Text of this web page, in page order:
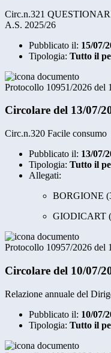
Circ.n.321
A.S. 2025/26
Pubblicato il: 15/07/
Tipologia: Tutto il
Protocollo 10951/2026 del
Circolare del 13/07/
Circ.n.320 Facile consumo
Pubblicato il: 13/07/
Tipologia: Tutto il
Allegati:
BORGIONE
GIODICART
Protocollo 10957/2026 del
Circolare del 10/07/
Relazione annuale del
Pubblicato il: 10/07/
Tipologia: Tutto il